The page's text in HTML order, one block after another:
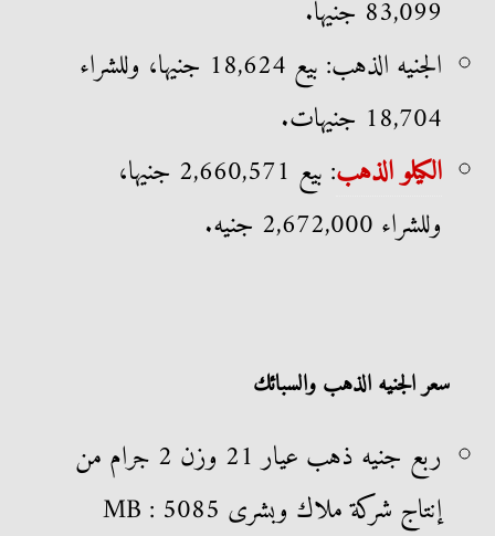
83,099 جنيها.
الجنيه الذهب: بيع 18,624 جنيها، وللشراء
18,704 جنيهات.
الكيلو الذهب
: بيع 2,660,571 جنيها،
وللشراء 2,672,000 جنيه.
سعر الجنيه الذهب والسبائك
ربع جنيه ذهب عيار 21 وزن 2 جرام من
إنتاج شركة ملاك وبشرى MB : 5085